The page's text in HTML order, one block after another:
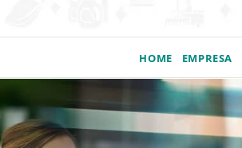
HOME EMPRESA